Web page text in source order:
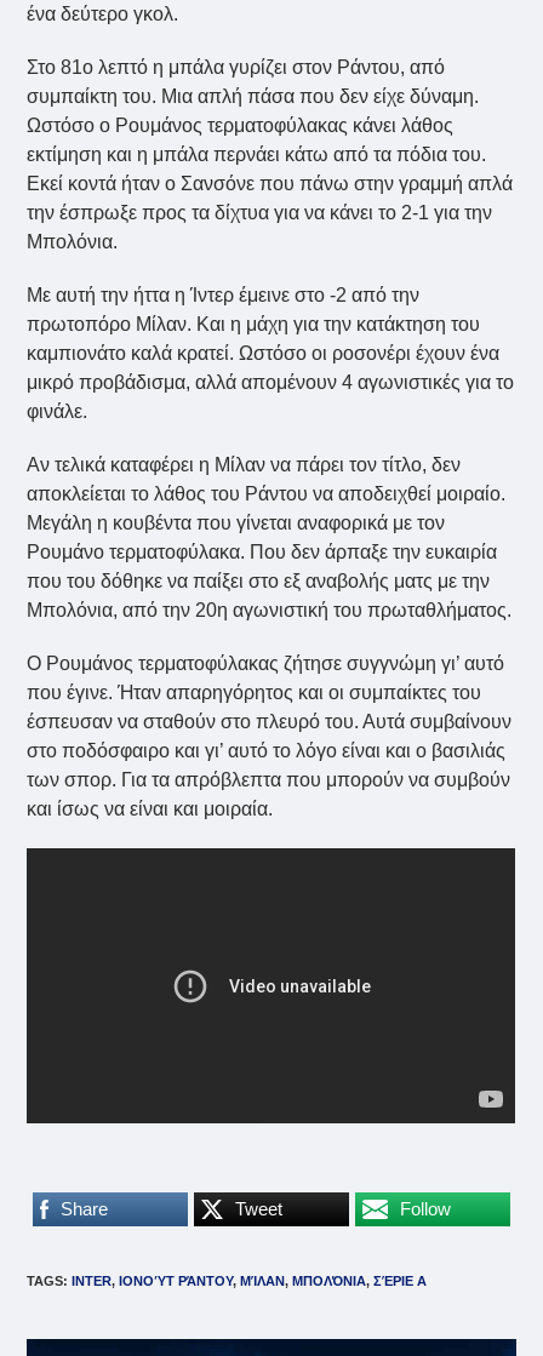
ένα δεύτερο γκολ.
Στο 81ο λεπτό η μπάλα γυρίζει στον Ράντου, από
συμπαίκτη του. Μια απλή πάσα που δεν είχε δύναμη.
Ωστόσο ο Ρουμάνος τερματοφύλακας κάνει λάθος
εκτίμηση και η μπάλα περνάει κάτω από τα πόδια του.
Εκεί κοντά ήταν ο Σανσόνε που πάνω στην γραμμή απλά
την έσπρωξε προς τα δίχτυα για να κάνει το 2-1 για την
Μπολόνια.
Με αυτή την ήττα η Ίντερ έμεινε στο -2 από την
πρωτοπόρο Μίλαν. Και η μάχη για την κατάκτηση του
καμπιονάτο καλά κρατεί. Ωστόσο οι ροσονέρι έχουν ένα
μικρό προβάδισμα, αλλά απομένουν 4 αγωνιστικές για το
φινάλε.
Αν τελικά καταφέρει η Μίλαν να πάρει τον τίτλο, δεν
αποκλείεται το λάθος του Ράντου να αποδειχθεί μοιραίο.
Μεγάλη η κουβέντα που γίνεται αναφορικά με τον
Ρουμάνο τερματοφύλακα. Που δεν άρπαξε την ευκαιρία
που του δόθηκε να παίξει στο εξ αναβολής ματς με την
Μπολόνια, από την 20η αγωνιστική του πρωταθλήματος.
Ο Ρουμάνος τερματοφύλακας ζήτησε συγγνώμη γι’ αυτό
που έγινε. Ήταν απαρηγόρητος και οι συμπαίκτες του
έσπευσαν να σταθούν στο πλευρό του. Αυτά συμβαίνουν
στο ποδόσφαιρο και γι’ αυτό το λόγο είναι και ο βασιλιάς
των σπορ. Για τα απρόβλεπτα που μπορούν να συμβούν
και ίσως να είναι και μοιραία.
Share Tweet Follow
TAGS:INTER, ΙΟΝΟΎΤ ΡΆΝΤΟΥ, ΜΊΛΑΝ, ΜΠΟΛΌΝΙΑ, ΣΈΡΙΕ Α